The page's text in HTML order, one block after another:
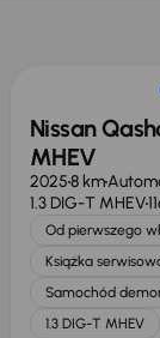
Od nowego
Nissan
MHEV
20258 km
1.3 DIG-T MHEV
Od pierwszego
Książka
Samochód
1.3 DIG-T MHEV